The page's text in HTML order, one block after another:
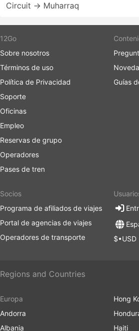
Circuit → Muharraq
12Go
Sobre nosotros
Términos de uso
Política de Privacidad
Soporte
Oficinas
Empleo
Reservas de grupo
Operadores
Pases de tren
Guías
Socios
Programa de afiliados de viajes
Portal de agencias de viajes
Operadores de transporte
$•USD
Regions and Countries
Europa
Andorra
Albania
Hong
Haiti